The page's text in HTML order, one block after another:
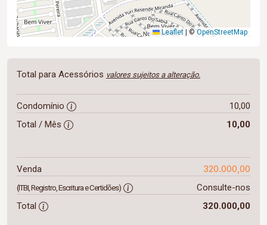
Leaflet ©OpenStreetMap
Total para Acessórios valores sujeitos a alteração.
Condomínio
10,00
Total / Mês
10,00
Venda 320.000,00
(ITBI, Registro, Escritura e Certidões)
Consulte-nos
Total
320.000,00